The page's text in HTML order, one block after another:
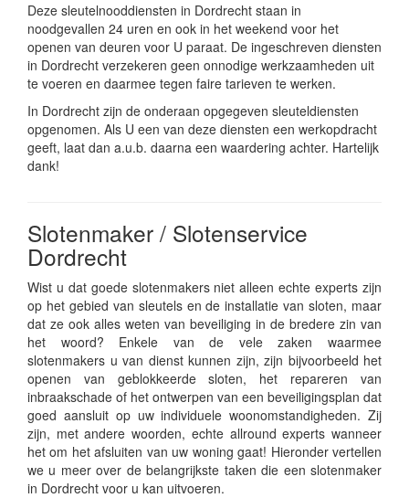
Deze sleutelnooddiensten in Dordrecht staan in
noodgevallen 24 uren en ook in het weekend voor het
openen van deuren voor U paraat. De ingeschreven diensten
in Dordrecht verzekeren geen onnodige werkzaamheden uit
te voeren en daarmee tegen faire tarieven te werken.
In Dordrecht zijn de onderaan opgegeven sleuteldiensten
opgenomen. Als U een van deze diensten een werkopdracht
geeft, laat dan a.u.b. daarna een waardering achter. Hartelijk
dank!
Slotenmaker / Slotenservice
Dordrecht
Wist u dat goede slotenmakers niet alleen echte experts zijn
op het gebied van sleutels en de installatie van sloten, maar
dat ze ook alles weten van beveiliging in de bredere zin van
het woord? Enkele van de vele zaken waarmee
slotenmakers u van dienst kunnen zijn, zijn bijvoorbeeld het
openen van geblokkeerde sloten, het repareren van
inbraakschade of het ontwerpen van een beveiligingsplan dat
goed aansluit op uw individuele woonomstandigheden. Zij
zijn, met andere woorden, echte allround experts wanneer
het om het afsluiten van uw woning gaat! Hieronder vertellen
we u meer over de belangrijkste taken die een slotenmaker
in Dordrecht voor u kan uitvoeren.